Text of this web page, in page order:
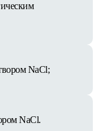
NaCl;
NaCl.